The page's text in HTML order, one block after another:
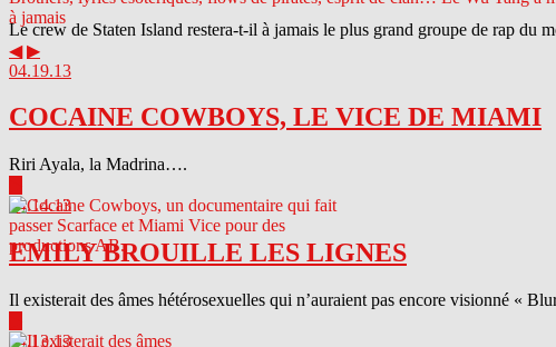
Le crew de Staten Island restera-t-il à jamais le plus grand groupe de rap du
◀ ▶
04.19.13
COCAINE COWBOYS, LE VICE DE MIAMI
Riri Ayala, la Madrina….
04.14.13
EMILY BROUILLE LES LIGNES
Il existerait des âmes hétérosexuelles qui n’auraient pas encore visionné «
04.13.13